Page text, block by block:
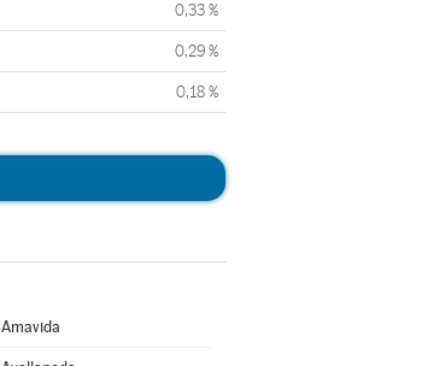
0,33 %
0,29 %
0,18 %
Amavida